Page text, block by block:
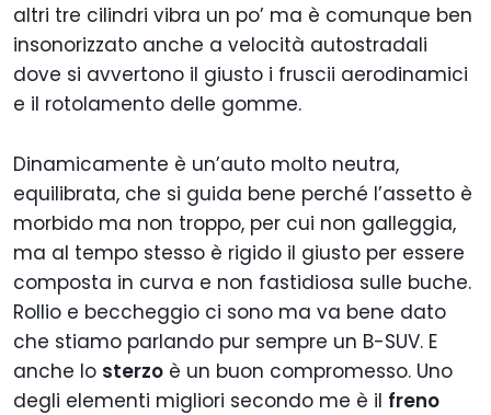
altri tre cilindri vibra un po’ ma è comunque ben
insonorizzato anche a velocità autostradali
dove si avvertono il giusto i fruscii aerodinamici
e il rotolamento delle gomme.
Dinamicamente è un’auto molto neutra,
equilibrata, che si guida bene perché l’assetto è
morbido ma non troppo, per cui non galleggia,
ma al tempo stesso è rigido il giusto per essere
composta in curva e non fastidiosa sulle buche.
Rollio e beccheggio ci sono ma va bene dato
che stiamo parlando pur sempre un B-SUV. E
anche lo sterzo è un buon compromesso. Uno
degli elementi migliori secondo me è il freno